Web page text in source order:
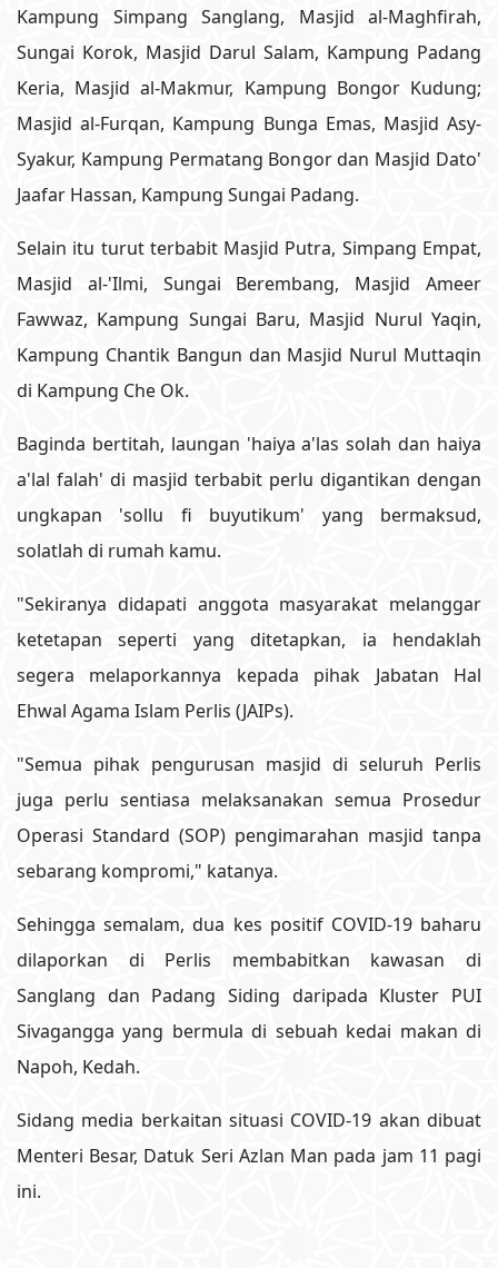
Kampung Simpang Sanglang, Masjid al-Maghfirah,
Sungai Korok, Masjid Darul Salam, Kampung Padang
Keria, Masjid al-Makmur, Kampung Bongor Kudung;
Masjid al-Furqan, Kampung Bunga Emas, Masjid Asy-
Syakur, Kampung Permatang Bongor dan Masjid Dato'
Jaafar Hassan, Kampung Sungai Padang.
Selain itu turut terbabit Masjid Putra, Simpang Empat,
Masjid al-'Ilmi, Sungai Berembang, Masjid Ameer
Fawwaz, Kampung Sungai Baru, Masjid Nurul Yaqin,
Kampung Chantik Bangun dan Masjid Nurul Muttaqin
di Kampung Che Ok.
Baginda bertitah, laungan 'haiya a'las solah dan haiya
a'lal falah' di masjid terbabit perlu digantikan dengan
ungkapan 'sollu fi buyutikum' yang bermaksud,
solatlah di rumah kamu.
"Sekiranya didapati anggota masyarakat melanggar
ketetapan seperti yang ditetapkan, ia hendaklah
segera melaporkannya kepada pihak Jabatan Hal
Ehwal Agama Islam Perlis (JAIPs).
"Semua pihak pengurusan masjid di seluruh Perlis
juga perlu sentiasa melaksanakan semua Prosedur
Operasi Standard (SOP) pengimarahan masjid tanpa
sebarang kompromi," katanya.
Sehingga semalam, dua kes positif COVID-19 baharu
dilaporkan di Perlis membabitkan kawasan di
Sanglang dan Padang Siding daripada Kluster PUI
Sivagangga yang bermula di sebuah kedai makan di
Napoh, Kedah.
Sidang media berkaitan situasi COVID-19 akan dibuat
Menteri Besar, Datuk Seri Azlan Man pada jam 11 pagi
ini.